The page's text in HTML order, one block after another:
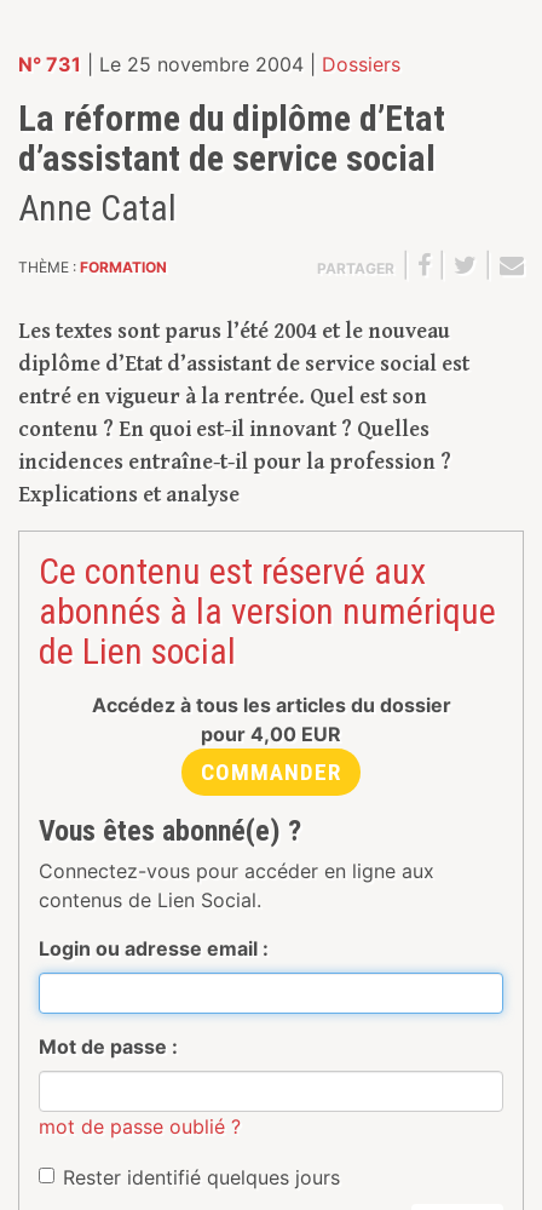
N° 731 | Le 25 novembre 2004 | Dossiers
La réforme du diplôme d’Etat
d’assistant de service social
Anne Catal
THÈME : FORMATION PARTAGER
Les textes sont parus l’été 2004 et le nouveau
diplôme d’Etat d’assistant de service social est
entré en vigueur à la rentrée. Quel est son
contenu ? En quoi est-il innovant ? Quelles
incidences entraîne-t-il pour la profession ?
Explications et analyse
Ce contenu est réservé aux
abonnés à la version numérique
de Lien social
Accédez à tous les articles du dossier
pour 4,00 EUR
COMMANDER
Vous êtes abonné(e) ?
Connectez-vous pour accéder en ligne aux
contenus de Lien Social.
Login ou adresse email :
Mot de passe :
mot de passe oublié ?
Rester identifié quelques jours